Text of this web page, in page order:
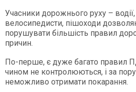
Учасники дорожнього руху –
велосипедисти, пішоходи
порушувати більшість правил
причин.
По-перше, є дуже багато правил
чином не контролюються, і за
неможливо отримати покарання.